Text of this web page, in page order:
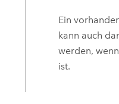
Ein
kann auch
werden,
ist.